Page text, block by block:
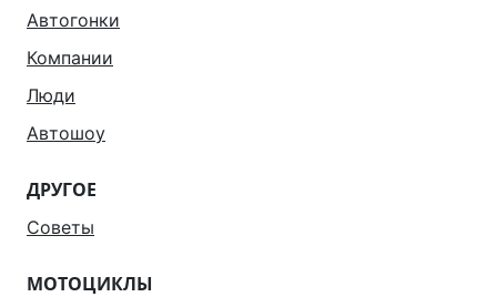
Автогонки
Компании
Люди
Автошоу
ДРУГОЕ
Советы
МОТОЦИКЛЫ